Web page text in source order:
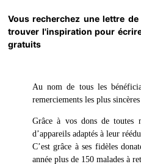
Vous recherchez unelettre de
trouver l'inspiration pour
gratuits
Au nom de tous les
remerciements les plus
Grâce à vos dons de toutes
d’appareils adaptés à leur
C’est grâce à ses fidèles
année plus de 150 malades à